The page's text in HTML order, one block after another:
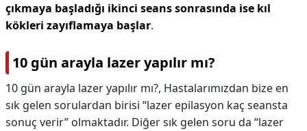
çıkmaya başladığı ikinci seans sonrasında ise kıl
kökleri zayıflamaya başlar.
10 gün arayla lazer yapılır mı?
10 gün arayla lazer yapılır mı?, Hastalarımızdan bize en
sık gelen sorulardan birisi “lazer epilasyon kaç seansta
sonuç verir” olmaktadır. Diğer sık gelen soru da “lazer